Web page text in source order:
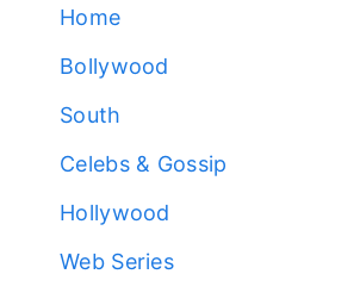
Home
Bollywood
South
Celebs & Gossip
Hollywood
Web Series